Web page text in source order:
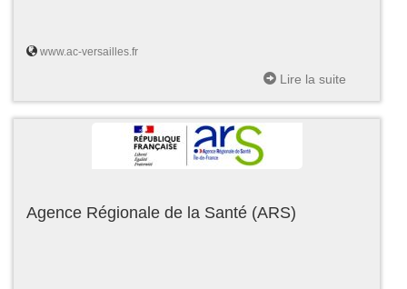
www.ac-versailles.fr
Lire la suite
Agence Régionale de la Santé (ARS)